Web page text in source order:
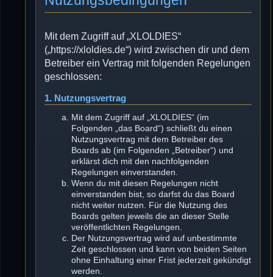
Mit dem Zugriff auf „XLOLDIES“
(„https://xloldies.de“) wird zwischen dir und dem
Betreiber ein Vertrag mit folgenden Regelungen
geschlossen:
1. Nutzungsvertrag
Mit dem Zugriff auf „XLOLDIES“ (im
Folgenden „das Board“) schließt du einen
Nutzungsvertrag mit dem Betreiber des
Boards ab (im Folgenden „Betreiber“) und
erklärst dich mit den nachfolgenden
Regelungen einverstanden.
Wenn du mit diesen Regelungen nicht
einverstanden bist, so darfst du das Board
nicht weiter nutzen. Für die Nutzung des
Boards gelten jeweils die an dieser Stelle
veröffentlichten Regelungen.
Der Nutzungsvertrag wird auf unbestimmte
Zeit geschlossen und kann von beiden Seiten
ohne Einhaltung einer Frist jederzeit gekündigt
werden.